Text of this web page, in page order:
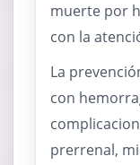
muerte por
con la
La
con
prerrenal,